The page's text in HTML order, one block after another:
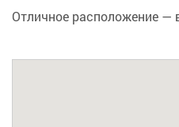
Отличное расположение —